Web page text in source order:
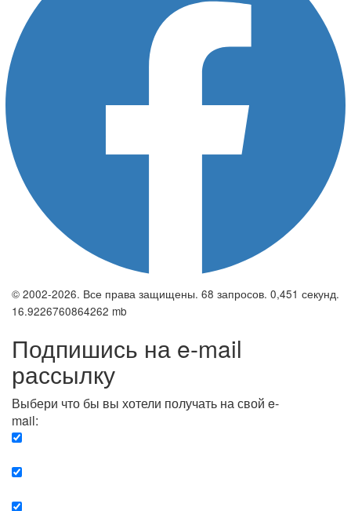
© 2002-2026. Все права защищены. 68 запросов. 0,451 секунд.
16.9226760864262 mb
Подпишись на e-mail
рассылку
Выбери что бы вы хотели получать на свой e-
mail: